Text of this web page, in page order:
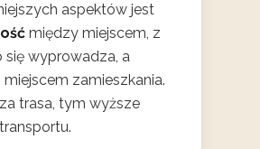
aspektów jest
między miejscem, z
się wyprowadza, a
zamieszkania.
trasa, tym wyższe